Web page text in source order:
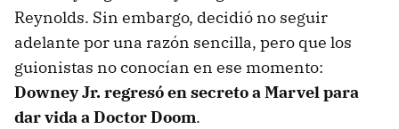
Reynolds. Sin embargo, decidió no seguir
adelante por una razón sencilla, pero que los
guionistas no conocían en ese momento:
Downey Jr. regresó en secreto a Marvel para
dar vida a Doctor Doom.